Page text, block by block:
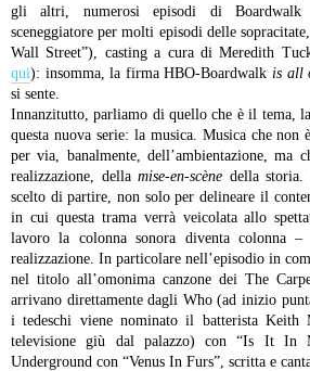
gli altri, numerosi episodi di Boardwalk
sceneggiatore per molti episodi delle
Wall Street”), casting a cura di Meredith
qui): insomma, la firma HBO-Boardwalk is all
si sente.
Innanzitutto, parliamo di quello che è il tema,
questa nuova serie: la musica. Musica che non
per via, banalmente, dell’ambientazione, ma
realizzazione, dellamise-en-scène della storia.
scelto di partire, non solo per delineare il
in cui questa trama verrà veicolata allo
lavoro la colonna sonora diventa colonna
realizzazione. In particolare nell’episodio in
nel titolo all’omonima canzone dei The
arrivano direttamente dagli Who (ad inizio
i tedeschi viene nominato il batterista Keith
televisione giù dal palazzo) con “Is It In
Underground con “Venus In Furs”, scritta e